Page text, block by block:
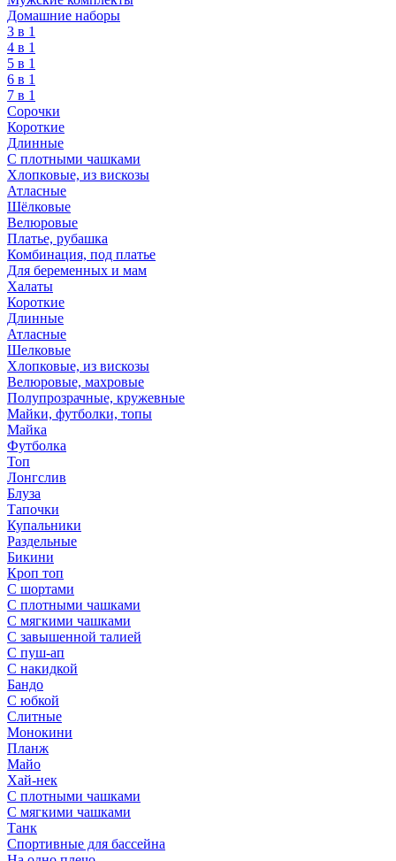
Домашние наборы
3 в 1
4 в 1
5 в 1
6 в 1
7 в 1
Сорочки
Короткие
Длинные
С плотными чашками
Хлопковые, из вискозы
Атласные
Шёлковые
Велюровые
Платье, рубашка
Комбинация, под платье
Для беременных и мам
Халаты
Короткие
Длинные
Атласные
Шелковые
Хлопковые, из вискозы
Велюровые, махровые
Полупрозрачные, кружевные
Майки, футболки, топы
Майка
Футболка
Топ
Лонгслив
Блуза
Тапочки
Купальники
Раздельные
Бикини
Кроп топ
С шортами
С плотными чашками
С мягкими чашками
С завышенной талией
С пуш-ап
С накидкой
Бандо
С юбкой
Слитные
Монокини
Планж
Майо
Хай-нек
С плотными чашками
С мягкими чашками
Танк
Спортивные для бассейна